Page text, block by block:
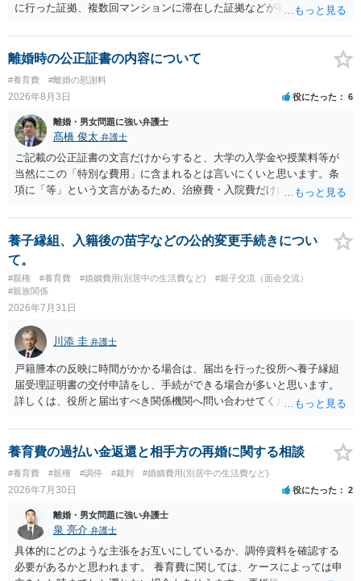
に行った証拠、複数回マンションに滞在した証拠などが有効です。 不
婚する、慰謝料をとるなど）ことができると思われます。 ただし、不
貞発覚後、長期間同居を続けると、不貞を許したとの評価につながる
離婚時の公正証書の内容について
#養育費 #離婚の慰謝料
2026年8月3日 役にたった 6
離婚・男女問題に強い弁護士
髙橋 俊太 弁護士
ご記載の公正証書の文言だけからすると、大学の入学金や授業料等が
当然にこの「特別な費用」に含まれるとは言いにくいと思います。条
項に「等」という文言があるため、治療費・入院費だけに限定される
れていますので、通常は、病気や事故によって臨時に必要となった医
療費その他これに類する特別支出を念頭に置いた条項と読むのが自然
です。したがって、大学の入学金、授業料、受験費用などの教育費に
ついてまで、「この条項があるから当然に半額を請求できる」とまで
は言いにくいと思われます。なお、通常、大学進学費用をどこまで負
担すべきかについては、離婚時の合意内容のほか、子どもの年齢、大
や費用などを踏まえて個別に検討することになります。公正証書の他
の条項において、養育費の終期についてどのように定められている
か、大学進学に関する定めの有無、「教育費」「進学費用」に関する
定めの有無等について確認する必要があると考えられます。
養子縁組、入籍後の苗字などの公的変更手続きについ
て。
#親権 #養育費 #婚姻費用(別居中の生活費など)
#親子交流（面会交流）
#親族関係
2026年7月31日
川添 圭 弁護士
戸籍謄本の反映に時間がかかる場合は、届出を行った役所へ養子縁組
届受理証明書の交付申請をし、手続ができる場合が多いと思います。
詳しくは、役所と届出すべき関係機関へ問い合わせてください。
養育費の過払い金返還と相手方の再婚に関する相談
#養育費 #親権 #調停 #裁判 #婚姻費用(別居中の生活費など)
2026年7月30日 役にたった 2
離婚・男女問題に強い弁護士
泉 亮介 弁護士
具体的にどのような主張をお互いにしているか、調停資料を確認する
必要があるかと思われます。 養育費に関しては、ケースによっては申